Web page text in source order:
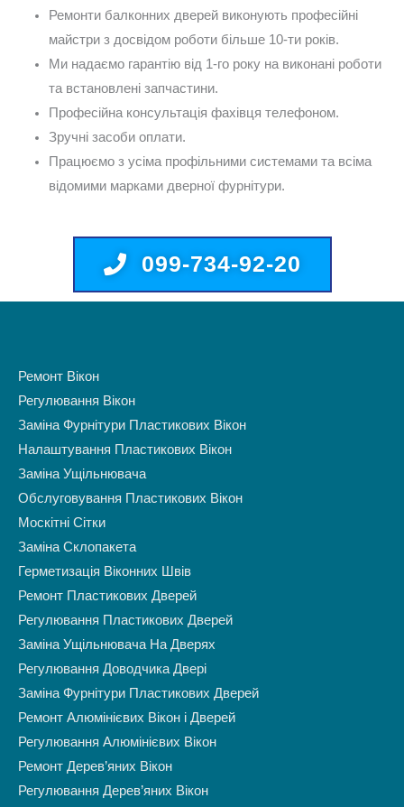
Ремонти балконних дверей виконують професійні
майстри з досвідом роботи більше 10-ти років.
Ми надаємо гарантію від 1-го року на виконані роботи
та встановлені запчастини.
Професійна консультація фахівця телефоном.
Зручні засоби оплати.
Працюємо з усіма профільними системами та всіма
відомими марками дверної фурнітури.
099-734-92-20
Ремонт Вікон
Регулювання Вікон
Заміна Фурнітури Пластикових Вікон
Налаштування Пластикових Вікон
Заміна Ущільнювача
Обслуговування Пластикових Вікон
Москітні Сітки
Заміна Склопакета
Герметизація Віконних Швів
Ремонт Пластикових Дверей
Регулювання Пластикових Дверей
Заміна Ущільнювача На Дверях
Регулювання Доводчика Двері
Заміна Фурнітури Пластикових Дверей
Ремонт Алюмінієвих Вікон і Дверей
Регулювання Алюмінієвих Вікон
Ремонт Дерев’яних Вікон
Регулювання Дерев’яних Вікон